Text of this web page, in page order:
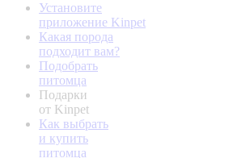
Установите
приложение Kinpet
Какая порода
подходит вам?
Подобрать
питомца
Подарки
от Kinpet
Как выбрать
и купить
питомца